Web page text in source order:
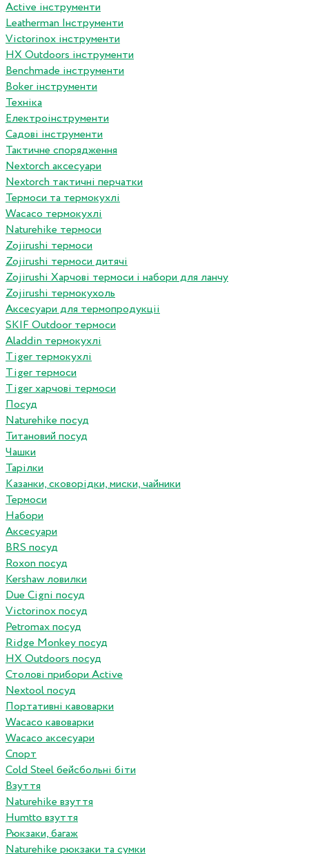
Active інструменти
Leatherman Інструменти
Victorinox інструменти
HX Outdoors інструменти
Benchmade інструменти
Boker інструменти
Техніка
Електроінструменти
Садові інструменти
Тактичне спорядження
Nextorch аксесуари
Nextorch тактичні перчатки
Термоси та термокухлі
Wacaco термокухлі
Naturehike термоси
Zojirushi термоси
Zojirushi термоси дитячі
Zojirushi Харчові термоси і набори для ланчу
Zojirushi термокухоль
Аксесуари для термопродукціі
SKIF Outdoor термоси
Aladdin термокухлі
Tiger термокухлі
Tiger термоси
Tiger харчові термоси
Посуд
Naturehike посуд
Титановий посуд
Чашки
Тарілки
Казанки, сковорідки, миски, чайники
Термоси
Набори
Аксесуари
BRS посуд
Roxon посуд
Kershaw ловилки
Due Cigni посуд
Victorinox посуд
Petromax посуд
Ridge Monkey посуд
HX Outdoors посуд
Столові прибори Active
Nextool посуд
Портативні кавоварки
Wacaco кавоварки
Wacaco аксесуари
Спорт
Cold Steel бейсбольні біти
Взуття
Naturehike взуття
Humtto взуття
Рюкзаки, багаж
Naturehike рюкзаки та сумки